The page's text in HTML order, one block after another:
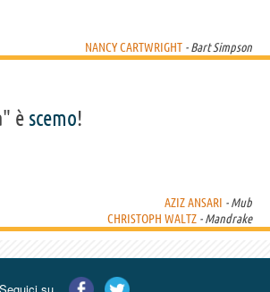
NANCY CARTWRIGHT - Bart Simpson
è scemo!
AZIZ ANSARI - Mub
CHRISTOPH WALTZ - Mandrake
Seguici su